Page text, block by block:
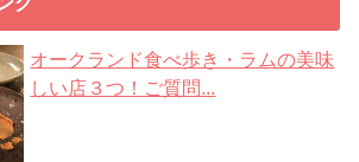
オークランド食べ歩き・ラムの美味
しい店３つ！ご質問...